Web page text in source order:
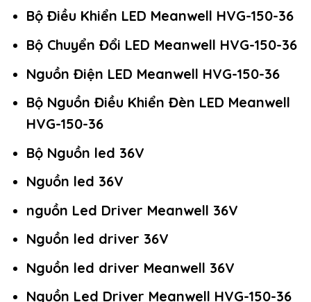
Bộ Điều Khiển LED Meanwell HVG-150-36
Bộ Chuyển Đổi LED Meanwell HVG-150-36
Nguồn Điện LED Meanwell HVG-150-36
Bộ Nguồn Điều Khiển Đèn LED Meanwell
HVG-150-36
Bộ Nguồn led 36V
Nguồn led 36V
nguồn Led Driver Meanwell 36V
Nguồn led driver 36V
Nguồn led driver Meanwell 36V
Nguồn Led Driver Meanwell HVG-150-36